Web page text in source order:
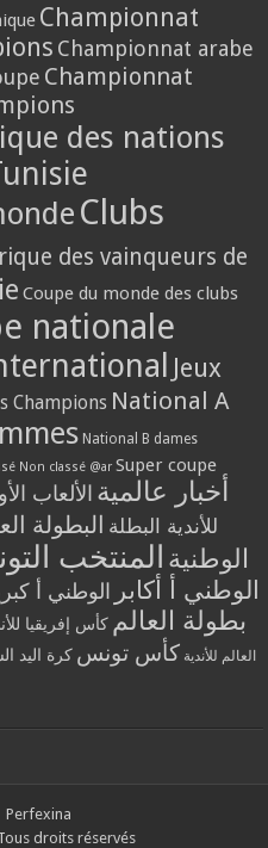
Championnat
Championnat arabe
Championnat
des nations
Clubs
des vainqueurs de
Coupe du monde des clubs
nationale
Jeux
Champions National A
National B dames
Non classé @ar Super coupe
أخبار عالمية الألعاب
للأندية البطلة البطولة
الوطنية المنتخب
الوطني أ أكابر الوطني أ
بطولة العالم كأس إفريقيا
العالم للأندية كأس تونس كرة اليد
Perfexina
droits réservés